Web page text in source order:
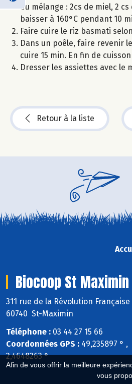
Afin de vous offrir la meilleure
vous
du mélange : 2cs de miel, 2
baisser à 160°C pendant 10
Faire cuire le riz basmati
Dans un poêle, faire revenir
cuire 15 min. En fin de
Dresser les assiettes avec le
Retour à la liste
Biocoop St Maximin
311 rue de la Révolution Française
60740 St-Maximin
Téléphone : 03 44 27 15 66
Coordonnées GPS : 49,235897 ° ,
2,4648263 °